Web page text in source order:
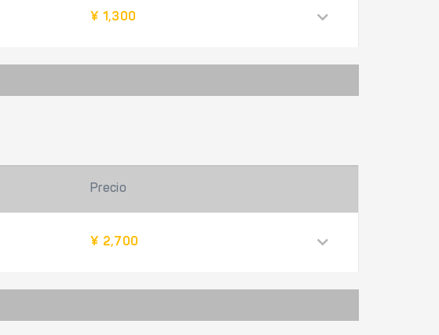
¥ 1,300
Precio
¥ 2,700